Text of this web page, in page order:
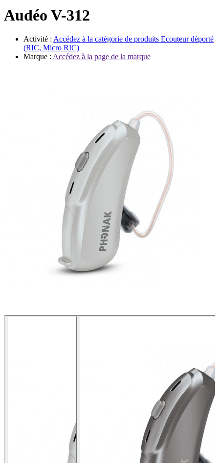
Audéo V-312
Activité : Accédez à la catégorie de produits Ecouteur déporté
(RIC, Micro RIC)
Marque : Accédez à la page de la marque